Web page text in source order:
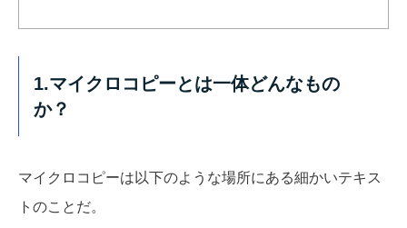
1.マイクロコピーとは一体どんなもの
か？
マイクロコピーは以下のような場所にある細かいテキス
トのことだ。